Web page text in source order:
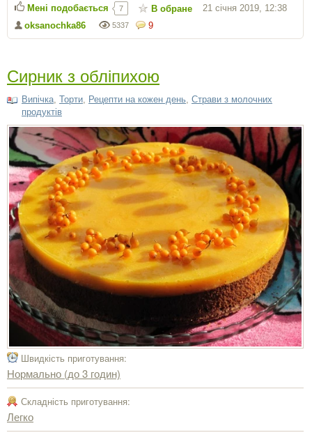
9
5337
oksanochka86
21 січня 2019, 12:38
Мені подобається 7 В обране
Сирник з обліпихою
Випічка, Торти, Рецепти на кожен день, Страви з молочних
продуктів
Швидкість приготування:
Нормально (до 3 годин)
Складність приготування:
Легко